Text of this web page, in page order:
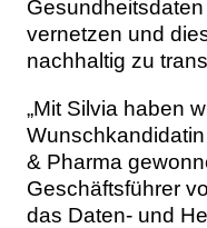
vernetzen und
nachhaltig zu
„Mit Silvia haben
& Pharma
Geschäftsführer
das Daten- und